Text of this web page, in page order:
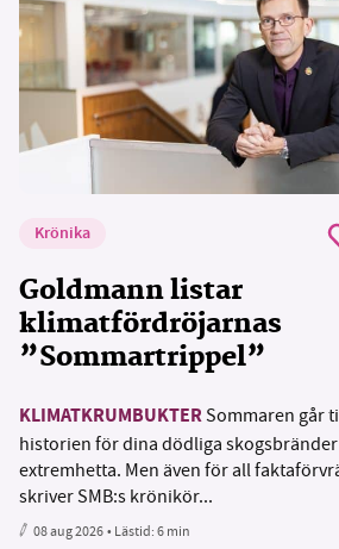
Krönika
Goldmann listar
klimatfördröjarnas
”Sommartrippel”
KLIMATKRUMBUKTERSommaren går
historien för dina dödliga
extremhetta. Men även för all
skriver SMB:s krönikör...
08 aug 2026• Lästid:6 min